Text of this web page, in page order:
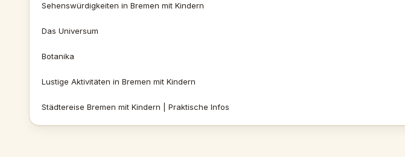
Sehenswürdigkeiten in Bremen mit Kindern
Das Universum
Botanika
Lustige Aktivitäten in Bremen mit Kindern
Städtereise Bremen mit Kindern | Praktische Infos